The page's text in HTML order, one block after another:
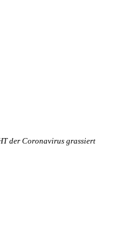
der Coronavirus grassiert